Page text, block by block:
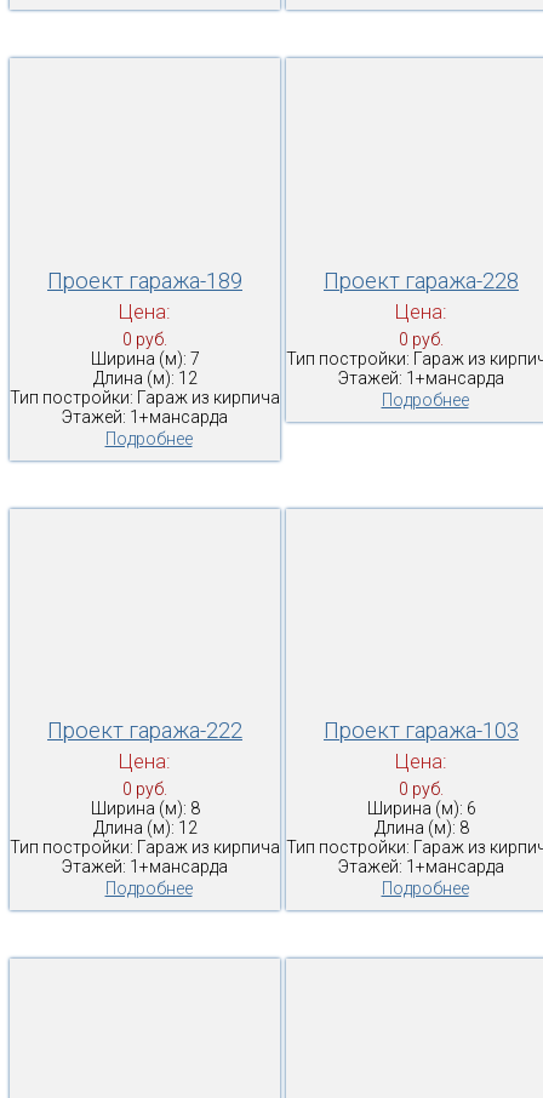
Проект гаража-189
Цена:
0 руб.
Ширина (м): 7
Длина (м): 12
Тип постройки: Гараж из кирпича
Этажей: 1+мансарда
Подробнее
Проект гаража-228
Цена:
0 руб.
Тип постройки: Гараж из
Этажей: 1+мансарда
Подробнее
Проект гаража-222
Цена:
0 руб.
Ширина (м): 8
Длина (м): 12
Тип постройки: Гараж из кирпича
Этажей: 1+мансарда
Подробнее
Проект гаража-103
Цена:
0 руб.
Ширина (м): 6
Длина (м): 8
Тип постройки: Гараж из
Этажей: 1+мансарда
Подробнее